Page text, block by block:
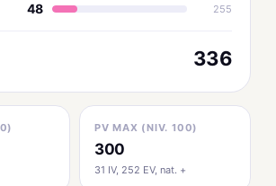
48 255
336
PV MAX (NIV. 100)
300
31 IV, 252 EV, nat. +